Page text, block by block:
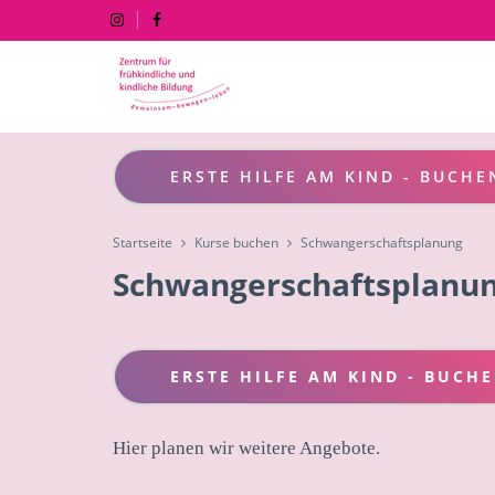
ERSTE HILFE AM KIND -
Startseite Kurse buchen Schwangerschaftsplanung
ERSTE HILFE AM KIND -
Hier planen wir weitere Angebote.